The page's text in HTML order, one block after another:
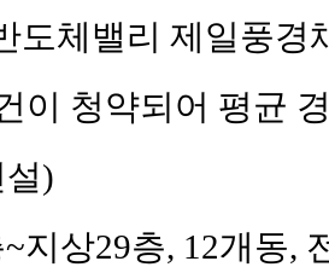
도체밸리 제일풍경
이 청약되어 평균
)
~지상29층, 12개동,